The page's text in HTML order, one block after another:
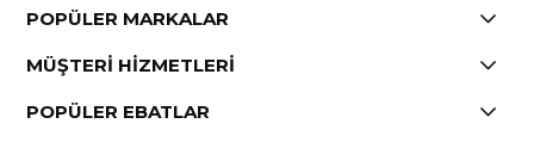
POPÜLER MARKALAR
MÜŞTERİ HİZMETLERİ
POPÜLER EBATLAR